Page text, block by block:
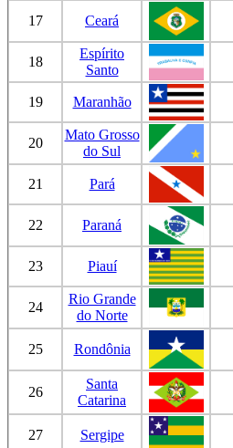
17 Ceará
18
Espírito
Santo
19 Maranhão
20
Mato Grosso
do Sul
21 Pará
22 Paraná
23 Piauí
24
Rio Grande
do Norte
25 Rondônia
26
Santa
Catarina
27 Sergipe